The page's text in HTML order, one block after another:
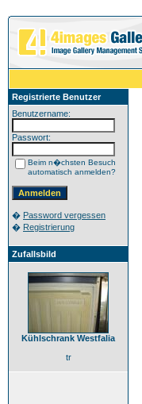
Registrierte Benutzer
Benutzername:
Passwort:
Beim n�chsten Besuch
automatisch anmelden?
� Password vergessen
� Registrierung
Zufallsbild
Kühlschrank Westfalia
tr